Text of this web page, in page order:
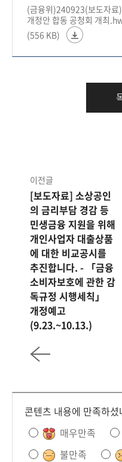
(금융위)240923(보도자료
개정안 합동 공청회 개최
(556 KB)
이전글
[보도자료] 소상공인
의 금리부담 경감 등
민생금융 지원을 위해
개인사업자 대출상품
에 대한 비교공시를
추진합니다. - 「금융
소비자보호에 관한 감
독규정 시행세칙」
개정예고
(9.23.~10.13.)
콘텐츠 내용에 만족하셨
매우만족
불만족